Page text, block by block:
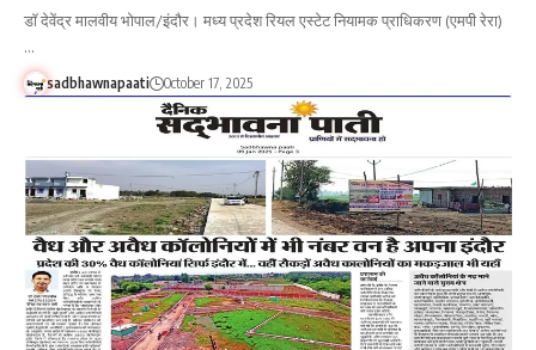
डॉ देवेंद्र मालवीय भोपाल/इंदौर। मध्य प्रदेश रियल एस्टेट नियामक प्राधिकरण (एमपी रेरा)
…
sadbhawnapaati October 17, 2025